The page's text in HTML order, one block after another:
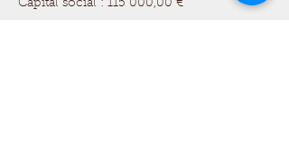
Capital social : 115 000,00 €